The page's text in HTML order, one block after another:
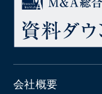
会社概要